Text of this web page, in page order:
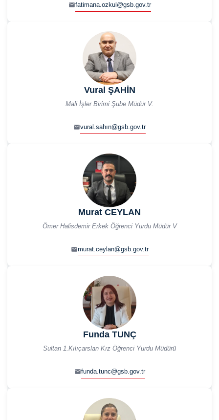
fatimana.ozkul@gsb.gov.tr
Vural ŞAHİN
Mali İşler Birimi Şube Müdür V.
vural.sahın@gsb.gov.tr
Murat CEYLAN
Ömer Halisdemir Erkek Öğrenci Yurdu Müdür V
murat.ceylan@gsb.gov.tr
Funda TUNÇ
Sultan 1.Kılıçarslan Kız Öğrenci Yurdu Müdürü
funda.tunc@gsb.gov.tr